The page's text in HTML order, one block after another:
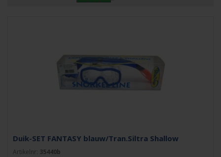
Duik-SET FANTASY blauw/Tran.Siltra Shallow
Artikelnr: 35440b